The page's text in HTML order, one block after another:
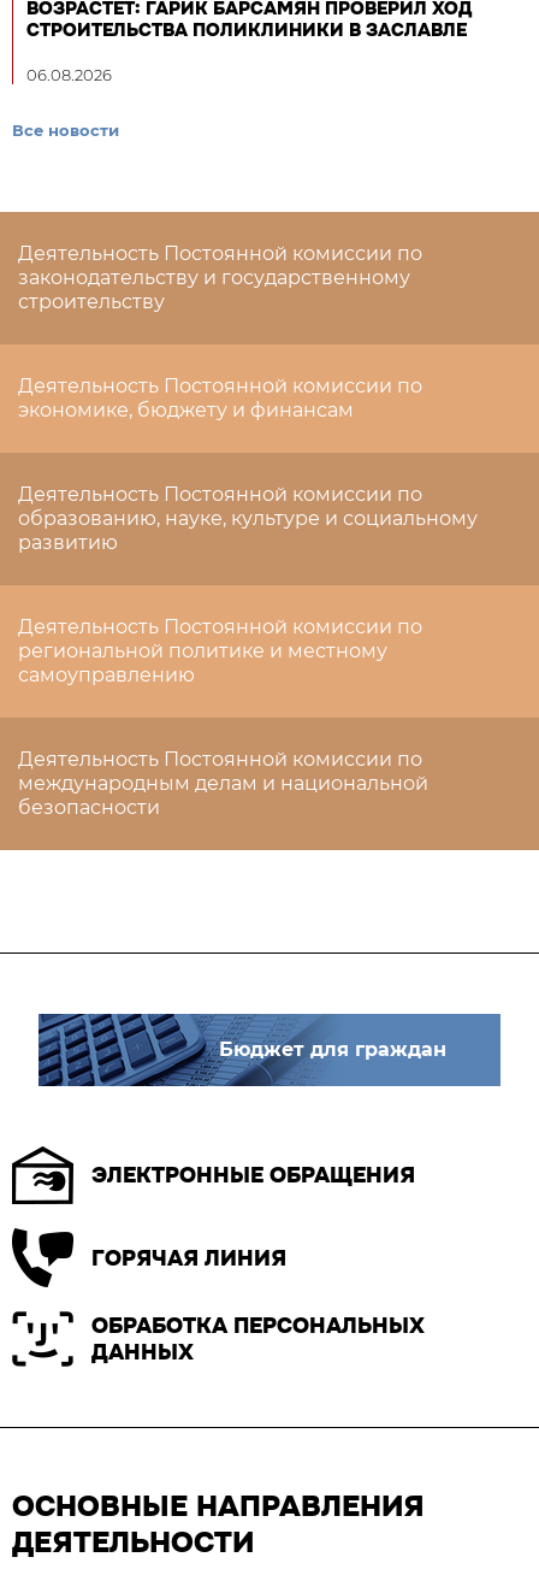
ВОЗРАСТЕТ: ГАРИК БАРСАМЯН ПРОВЕРИЛ ХОД
СТРОИТЕЛЬСТВА ПОЛИКЛИНИКИ В ЗАСЛАВЛЕ
06.08.2026
Все новости
Деятельность Постоянной комиссии по
законодательству и государственному
строительству
Деятельность Постоянной комиссии по
экономике, бюджету и финансам
Деятельность Постоянной комиссии по
образованию, науке, культуре и социальному
развитию
Деятельность Постоянной комиссии по
региональной политике и местному
самоуправлению
Деятельность Постоянной комиссии по
международным делам и национальной
безопасности
Бюджет для граждан
ЭЛЕКТРОННЫЕ ОБРАЩЕНИЯ
ГОРЯЧАЯ ЛИНИЯ
ОБРАБОТКА ПЕРСОНАЛЬНЫХ
ДАННЫХ
ОСНОВНЫЕ НАПРАВЛЕНИЯ
ДЕЯТЕЛЬНОСТИ